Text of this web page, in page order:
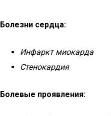
Болезни сердца:
Инфаркт миокарда
Стенокардия
Болевые проявления: